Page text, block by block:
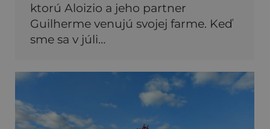
ktorú Aloizio a jeho partner
Guilherme venujú svojej farme. Keď
sme sa v júli…